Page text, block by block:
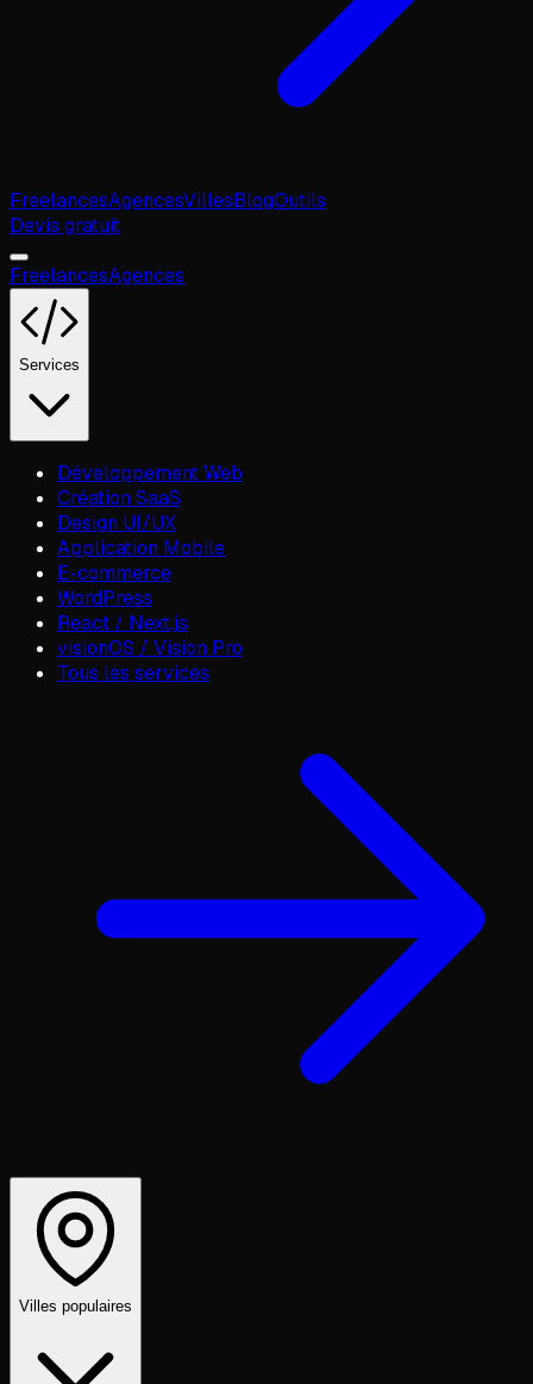
FreelancesAgencesVillesBlogOutils
Devis gratuit
FreelancesAgences
Services
Développement Web
Création SaaS
Design UI/UX
Application Mobile
E-commerce
WordPress
React / Next.js
visionOS / Vision Pro
Tous les services
Villes populaires